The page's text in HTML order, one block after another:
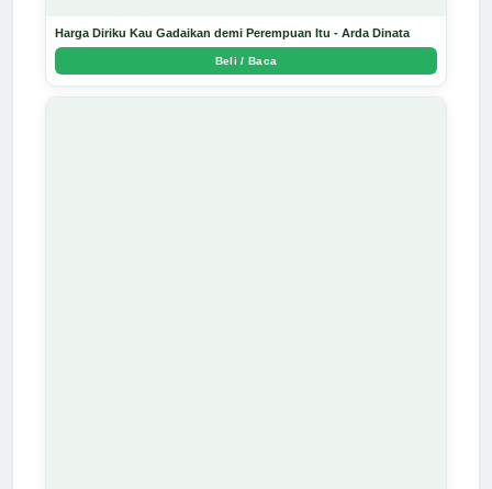
Harga Diriku Kau Gadaikan demi Perempuan Itu - Arda Dinata
Beli / Baca